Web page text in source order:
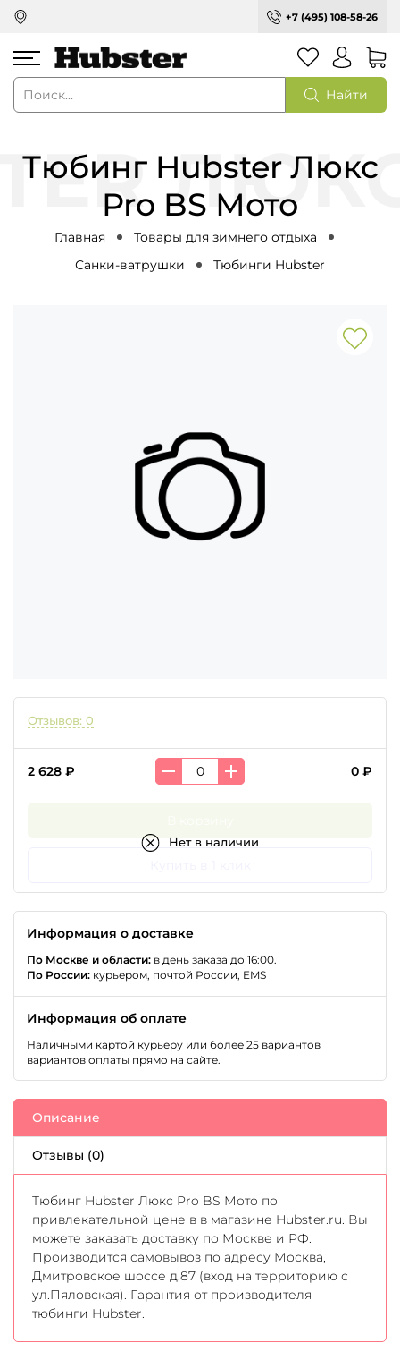
+7 (495) 108-58-26
Найти
Тюбинг Hubster Люкс
Pro BS Мото
Главная
Товары для зимнего отдыха
Санки-ватрушки
Тюбинги Hubster
Отзывов: 0
2 628 ₽ 0 ₽
Нет в наличии
Информация о доставке
По Москве и области: в день заказа до 16:00.
По России: курьером, почтой России, EMS
Информация об оплате
Наличными картой курьеру или более 25 вариантов
вариантов оплаты прямо на сайте.
Описание
Отзывы (0)
Тюбинг Hubster Люкс Pro BS Мото по
привлекательной цене в в магазине Hubster.ru. Вы
можете заказать доставку по Москве и РФ.
Производится самовывоз по адресу Москва,
Дмитровское шоссе д.87 (вход на территорию с
ул.Пяловская). Гарантия от производителя
тюбинги Hubster.